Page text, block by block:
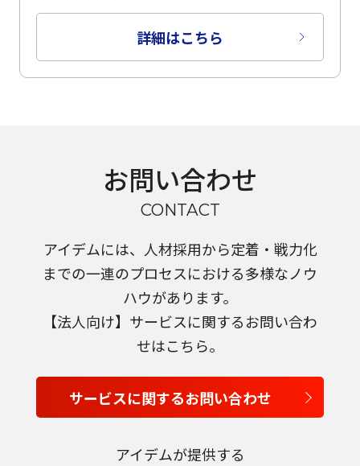
詳細はこちら
お問い合わせ
CONTACT
アイデムには、人材採用から定着・戦力化
までの一連のプロセスにおける多様なノウ
ハウがあります。
【法人向け】サービスに関するお問い合わ
せはこちら。
サービスに関するお問い合わせ
アイデムが提供する